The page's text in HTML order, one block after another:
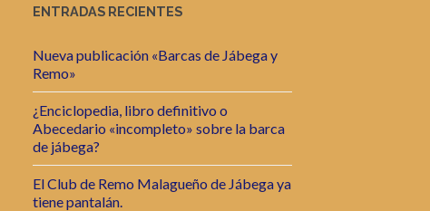
ENTRADAS RECIENTES
Nueva publicación «Barcas de Jábega y
Remo»
¿Enciclopedia, libro definitivo o
Abecedario «incompleto» sobre la barca
de jábega?
El Club de Remo Malagueño de Jábega ya
tiene pantalán.